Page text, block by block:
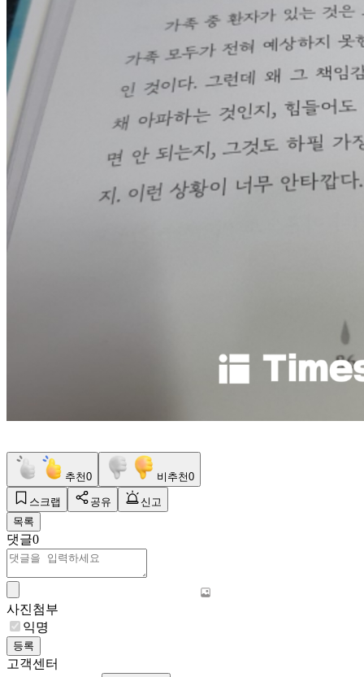
추천0 비추천0
스크랩 공유
신고
목록
댓글0
사진첨부
익명
등록
고객센터